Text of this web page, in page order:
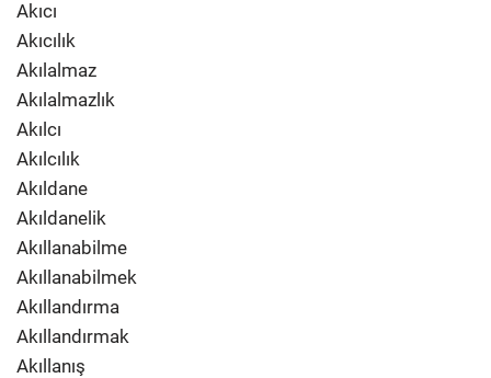
Akıcı
Akıcılık
Akılalmaz
Akılalmazlık
Akılcı
Akılcılık
Akıldane
Akıldanelik
Akıllanabilme
Akıllanabilmek
Akıllandırma
Akıllandırmak
Akıllanış